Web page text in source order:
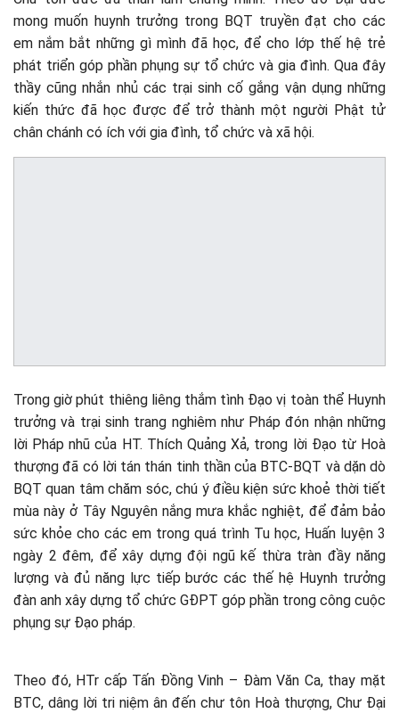
mong muốn huynh trưởng trong BQT truyền đạt cho các
em nắm bắt những gì mình đã học, để cho lớp thế hệ trẻ
phát triển góp phần phụng sự tổ chức và gia đình. Qua đây
thầy cũng nhắn nhủ các trại sinh cố gắng vận dụng những
kiến thức đã học được để trở thành một người Phật tử
chân chánh có ích với gia đình, tổ chức và xã hội.
Trong giờ phút thiêng liêng thắm tình Đạo vị toàn thể Huynh
trưởng và trại sinh trang nghiêm như Pháp đón nhận những
lời Pháp nhũ của HT. Thích Quảng Xả, trong lời Đạo từ Hoà
thượng đã có lời tán thán tinh thần của BTC-BQT và dặn dò
BQT quan tâm chăm sóc, chú ý điều kiện sức khoẻ thời tiết
mùa này ở Tây Nguyên nắng mưa khắc nghiệt, để đảm bảo
sức khỏe cho các em trong quá trình Tu học, Huấn luyện 3
ngày 2 đêm, để xây dựng đội ngũ kế thừa tràn đầy năng
lượng và đủ năng lực tiếp bước các thế hệ Huynh trưởng
đàn anh xây dựng tổ chức GĐPT góp phần trong công cuộc
phụng sự Đạo pháp.
Theo đó, HTr cấp Tấn Đồng Vinh – Đàm Văn Ca, thay mặt
BTC, dâng lời tri niệm ân đến chư tôn Hoà thượng, Chư Đại